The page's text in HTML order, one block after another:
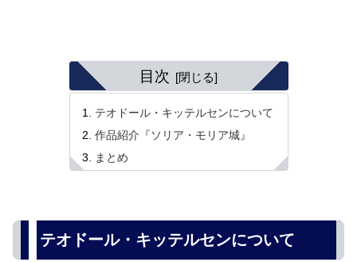
目次
テオドール・キッテルセンについて
作品紹介『ソリア・モリア城』
まとめ
テオドール・キッテルセンについて